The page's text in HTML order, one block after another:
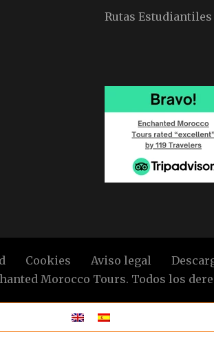
Rutas Estudiantiles
Cookies Aviso legal
Morocco Tours. Todos los